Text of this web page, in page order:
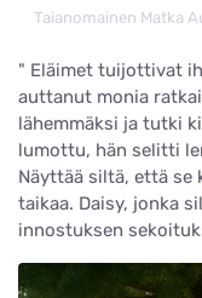
Taianomainen Matka
" Eläimet tuijottivat
auttanut monia
lähemmäksi ja tutki
lumottu, hän selitti
Näyttää siltä, että
taikaa. Daisy, jonka
innostuksen